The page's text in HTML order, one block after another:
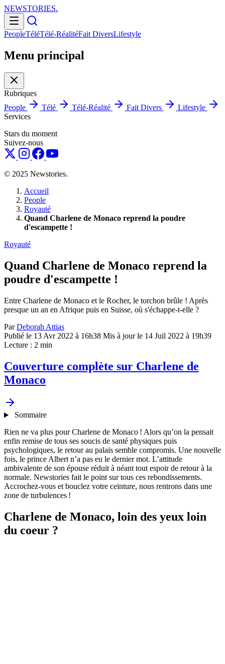
NEWSTORIES.
PeopleTéléTélé-RéalitéFait DiversLifestyle
Menu principal
Rubriques
People
Télé Télé-Réalité Fait Divers
Lifestyle
Services
Stars du moment
Suivez-nous
© 2025 Newstories.
Accueil
People
Royauté
Quand Charlene de Monaco reprend la poudre
d'escampette !
Royauté
Quand Charlene de Monaco reprend la
poudre d'escampette !
Entre Charlene de Monaco et le Rocher, le torchon brûle ! Après
presque un an en Afrique puis en Suisse, où s'échappe-t-elle ?
ParDeborah Attias
Publié le 13 Avr 2022 à 16h38 Mis à jour le 14 Juil 2022 à 19h39
Lecture : 2 min
Couverture complète sur Charlene de
Monaco
Sommaire
Rien ne va plus pour Charlene de Monaco ! Alors qu’on la pensait
enfin remise de tous ses soucis de santé physiques puis
psychologiques, le retour au palais semble compromis. Une nouvelle
fois, le prince Albert n’a pas eu le dernier mot. L’attitude
ambivalente de son épouse réduit à néant tout espoir de retour à la
normale. Newstories fait le point sur tous ces rebondissements.
Accrochez-vous et bouclez votre ceinture, nous rentrons dans une
zone de turbulences !
Charlene de Monaco, loin des yeux loin
du coeur ?